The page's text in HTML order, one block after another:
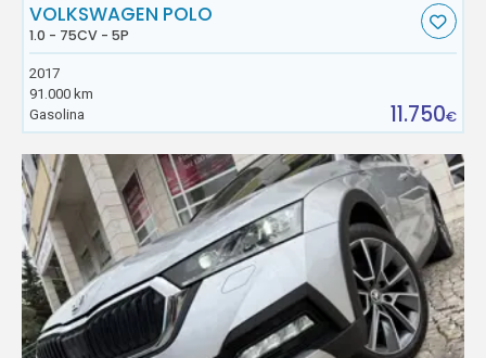
VOLKSWAGEN POLO
1.0 - 75CV - 5P
2017
91.000 km
Gasolina
11.750€